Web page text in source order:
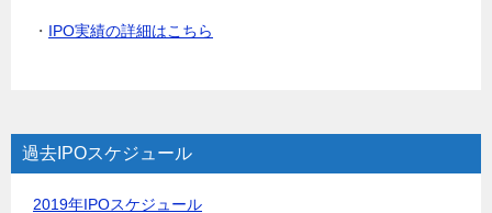
・ IPO実績の詳細はこちら
過去IPOスケジュール
2019年IPOスケジュール